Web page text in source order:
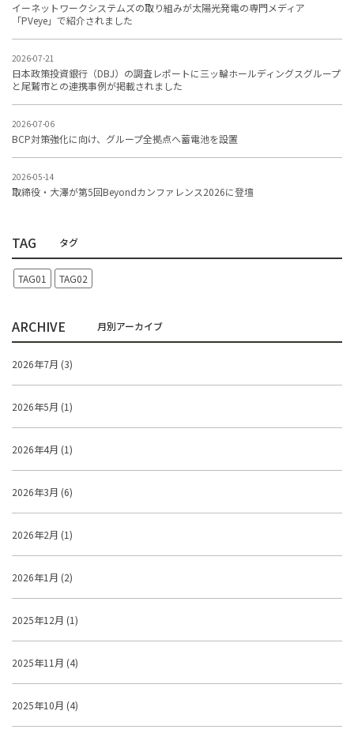
イーネットワークシステムズの取り組みが太陽光発電の専門メディア
「PVeye」で紹介されました
2026-07-21
日本政策投資銀行（DBJ）の調査レポートに三ッ輪ホールディングスグループ
と尾鷲市との連携事例が掲載されました
2026-07-06
BCP対策強化に向け、グループ全拠点へ蓄電池を設置
2026-05-14
取締役・大澤が第5回Beyondカンファレンス2026に登壇
TAG
TAG01 TAG02
ARCHIVE
2026年7月 (3)
2026年5月 (1)
2026年4月 (1)
2026年3月 (6)
2026年2月 (1)
2026年1月 (2)
2025年12月 (1)
2025年11月 (4)
2025年10月 (4)